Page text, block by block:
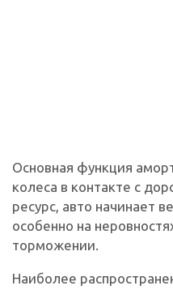
Основная функция
колеса в контакте с
ресурс, авто начинает
особенно на
торможении.
Наиболее